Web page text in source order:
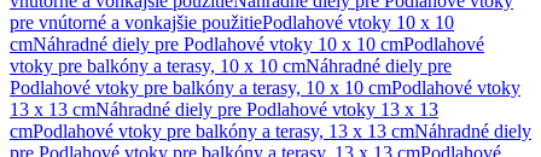
pre vnútorné a vonkajšie použitiePodlahové vtoky 10 x 10
cmNáhradné diely pre Podlahové vtoky 10 x 10 cmPodlahové
vtoky pre balkóny a terasy, 10 x 10 cmNáhradné diely pre
Podlahové vtoky pre balkóny a terasy, 10 x 10 cmPodlahové vtoky
13 x 13 cmNáhradné diely pre Podlahové vtoky 13 x 13
cmPodlahové vtoky pre balkóny a terasy, 13 x 13 cmNáhradné diely
pre Podlahové vtoky pre balkóny a terasy, 13 x 13 cmPodlahové